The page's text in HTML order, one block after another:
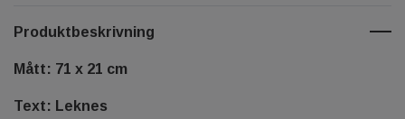
Produktbeskrivning
Mått: 71 x 21 cm
Text: Leknes